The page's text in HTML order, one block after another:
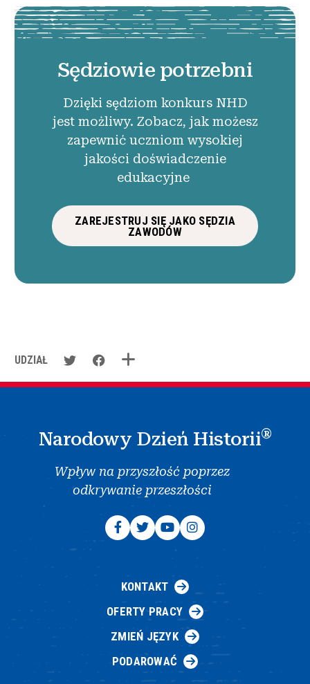
Sędziowie potrzebni
Dzięki sędziom konkurs NHD
jest możliwy. Zobacz, jak możesz
zapewnić uczniom wysokiej
jakości doświadczenie
edukacyjne
ZAREJESTRUJ SIĘ JAKO SĘDZIA
ZAWODÓW
UDZIAŁ
Narodowy Dzień Historii®
Wpływ na przyszłość poprzez
odkrywanie przeszłości
KONTAKT
OFERTY PRACY
ZMIEŃ JĘZYK
PODAROWAĆ